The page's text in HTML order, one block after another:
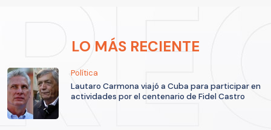
LO MÁS RECIENTE
Política
Lautaro Carmona viajó a Cuba para participar en
actividades por el centenario de Fidel Castro